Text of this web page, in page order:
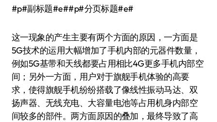
#p#副标题#e##p#分页标题#e#
这一现象的产生主要有两个方面的原因，一方面是
5G技术的运用大幅增加了手机内部的元器件数量，
例如5G基带和天线都要占用相比4G更多手机内部空
间；另外一方面，用户对于旗舰手机体验的高要
求，使得旗舰手机纷纷搭载了像线性振动马达、双
扬声器、无线充电、大容量电池等占用机身内部空
间较多的部件。两方面原因的叠加，最终导致了高